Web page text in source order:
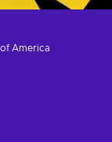
America